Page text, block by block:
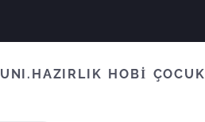
UNI.HAZIRLIK HOBİ ÇOCUK